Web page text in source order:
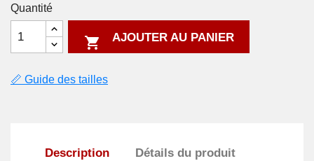
Quantité
 AJOUTER AU PANIER
📏 Guide des tailles
Description Détails du produit